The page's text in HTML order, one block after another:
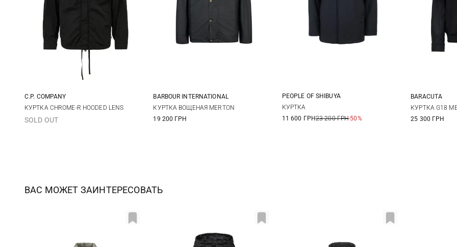
S M L
C.P. COMPANY
КУРТКА CHROME-R HOODED LENS
SOLD OUT
M L XL
BARBOUR INTERNATIONAL
КУРТКА ВОЩЕНАЯ MERTON
19 200 ГРН
50
PEOPLE OF SHIBUYA
КУРТКА
11 600 ГРН23 200 ГРН-50%
40
BARACUTA
КУРТКА G18
25 300 ГРН
ВАС МОЖЕТ ЗАИНТЕРЕСОВАТЬ